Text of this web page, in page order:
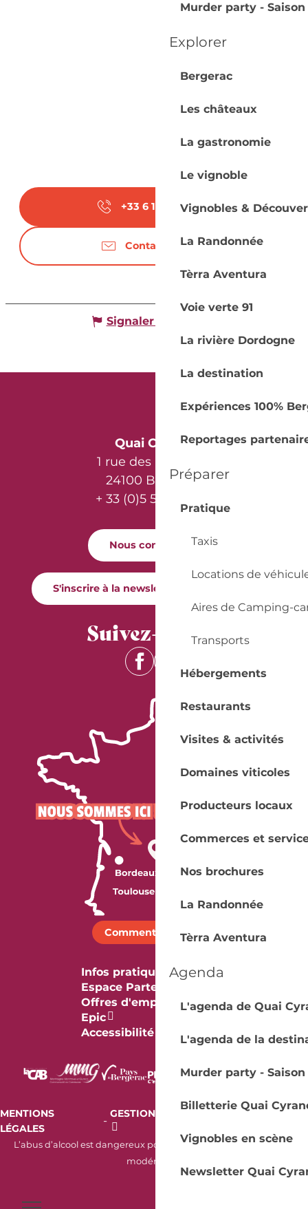
Murder party - Saison
Explorer
Bergerac
Les châteaux
La gastronomie
Le vignoble
Vignobles &
La Randonnée
Tèrra Aventura
Voie verte 91
La rivière Dordogne
La destination
Expériences 100%
Reportages
Préparer
Pratique
Taxis
Locations de
Aires de Camping-
Transports
Hébergements
Restaurants
Visites & activités
Domaines viticoles
Producteurs locaux
Commerces et
Nos brochures
La Randonnée
Tèrra Aventura
Agenda
L'agenda de Quai
L'agenda de la
Murder party - Saison
Billetterie Quai
Vignobles en scène
Newsletter Quai
+33 6 12 88 34▒▒
Contactez-nous
Signaler une erreur
Quai Cyrano
1 rue des Récollets
24100 Bergerac
+ 33 (0)5 53 57 03 11
Nous contacter
S'inscrire à la newsletter Quai Cyrano
Suivez-nous !
Comment venir ?
Infos pratiques
Espace Partenaires
Offres d'emploi & stage
Epic
Accessibilité
MENTIONS
LÉGALES
-
GESTION DES COOKIES
AUDIT
L’abus d’alcool est dangereux pour la santé. À consommer avec
modération.